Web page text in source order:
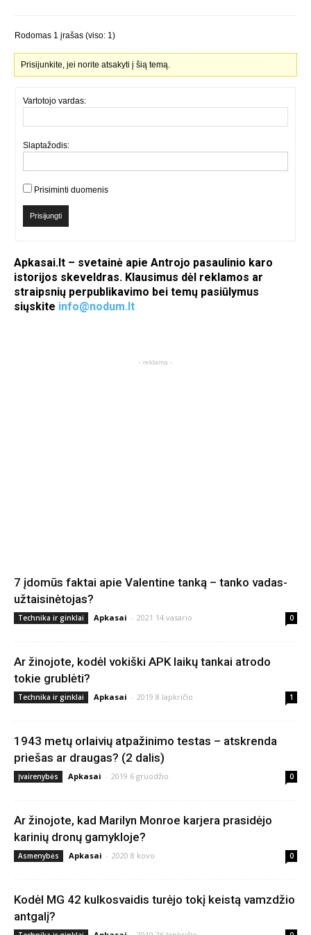
Rodomas 1 įrašas (viso: 1)
Prisijunkite, jei norite atsakyti į šią temą.
Vartotojo vardas:
Slaptažodis:
Prisiminti duomenis
Prisijungti
Apkasai.lt – svetainė apie Antrojo pasaulinio karo
istorijos skeveldras. Klausimus dėl reklamos ar
straipsnių perpublikavimo bei temų pasiūlymus
siųskite info@nodum.lt
- reklama -
7 įdomūs faktai apie Valentine tanką – tanko vadas-
užtaisinėtojas?
Technika ir ginklai Apkasai - 2021 14 vasario 0
Ar žinojote, kodėl vokiški APK laikų tankai atrodo
tokie grublėti?
Technika ir ginklai Apkasai - 2019 8 lapkričio 1
1943 metų orlaivių atpažinimo testas – atskrenda
priešas ar draugas? (2 dalis)
Įvairenybės Apkasai - 2019 6 gruodžio 0
Ar žinojote, kad Marilyn Monroe karjera prasidėjo
karinių dronų gamykloje?
Asmenybės Apkasai - 2020 8 kovo 0
Kodėl MG 42 kulkosvaidis turėjo tokį keistą vamzdžio
antgalį?